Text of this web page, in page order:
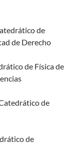
de
de Derecho
de Física de
de
de